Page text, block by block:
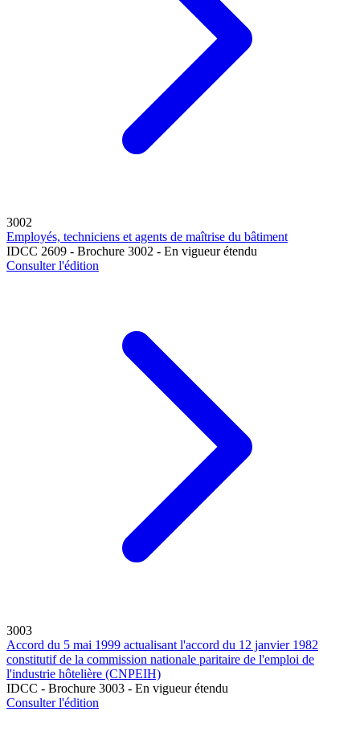
3002
Employés, techniciens et agents de maîtrise du bâtiment
IDCC 2609 - Brochure 3002 - En vigueur étendu
Consulter l'édition
3003
Accord du 5 mai 1999 actualisant l'accord du 12 janvier 1982
constitutif de la commission nationale paritaire de l'emploi de
l'industrie hôtelière (CNPEIH)
IDCC - Brochure 3003 - En vigueur étendu
Consulter l'édition